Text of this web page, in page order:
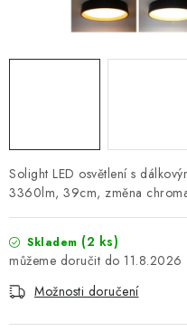
Solight LED osvětlení s
3360lm, 39cm, změna
Skladem (2 ks)
11.8.2026
Možnosti doručení